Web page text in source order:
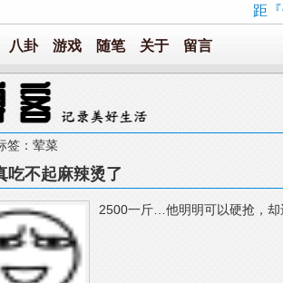
距
八卦 游戏 随笔 关于 留言
签：荤菜
吃不起麻辣烫了
2500一斤…他明明可以硬抢，却